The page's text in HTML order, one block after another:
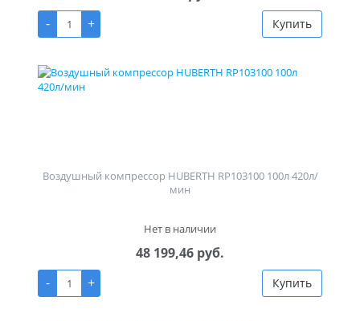
-
+ Купить
Воздушный компрессор HUBERTH RP103100 100л 420л/
мин
Нет в наличии
48 199,46 руб.
-
+ Купить